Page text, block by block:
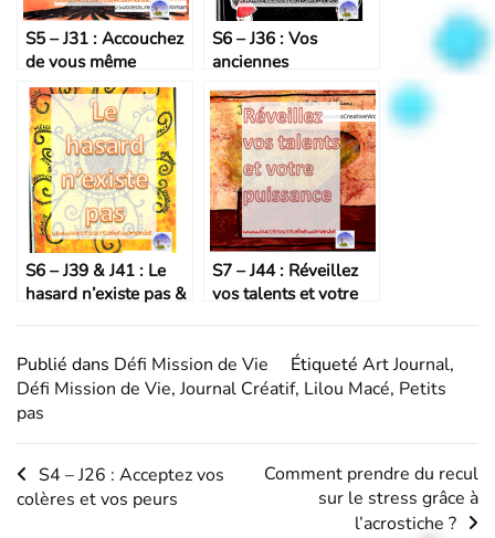
S5 – J31 : Accouchez
de vous même
S6 – J36 : Vos
anciennes
préoccupations
S6 – J39 & J41 : Le
hasard n’existe pas &
S7 – J44 : Réveillez
vos talents et votre
Publié dans Défi Mission de Vie Étiqueté Art Journal,
Défi Mission de Vie, Journal Créatif, Lilou Macé, Petits
pas
Navigation
de
S4 – J26 : Acceptez vos
colères et vos peurs
Comment prendre du recul
sur le stress grâce à
l’acrostiche ?